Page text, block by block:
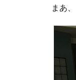
まあ、